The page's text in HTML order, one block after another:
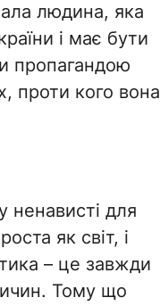
людина, яка
і має бути
пропагандою
проти кого вона
ненависті для
як світ, і
– це завжди
Тому що